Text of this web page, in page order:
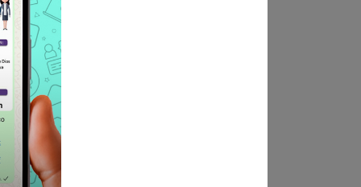
de declaración